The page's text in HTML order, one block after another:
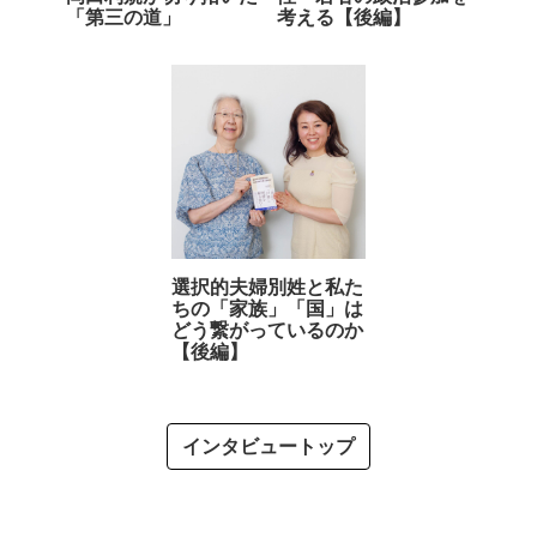
「第三の道」
考える【後編】
選択的夫婦別姓と私た
ちの「家族」「国」は
どう繋がっているのか
【後編】
インタビュートップ